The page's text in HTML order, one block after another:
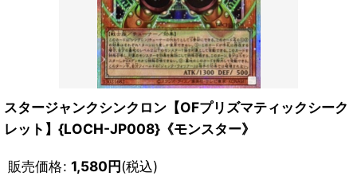
スタージャンクシンクロン【OFプリズマティックシーク
レット】{LOCH-JP008}《モンスター》
販売価格: 1,580円(税込)